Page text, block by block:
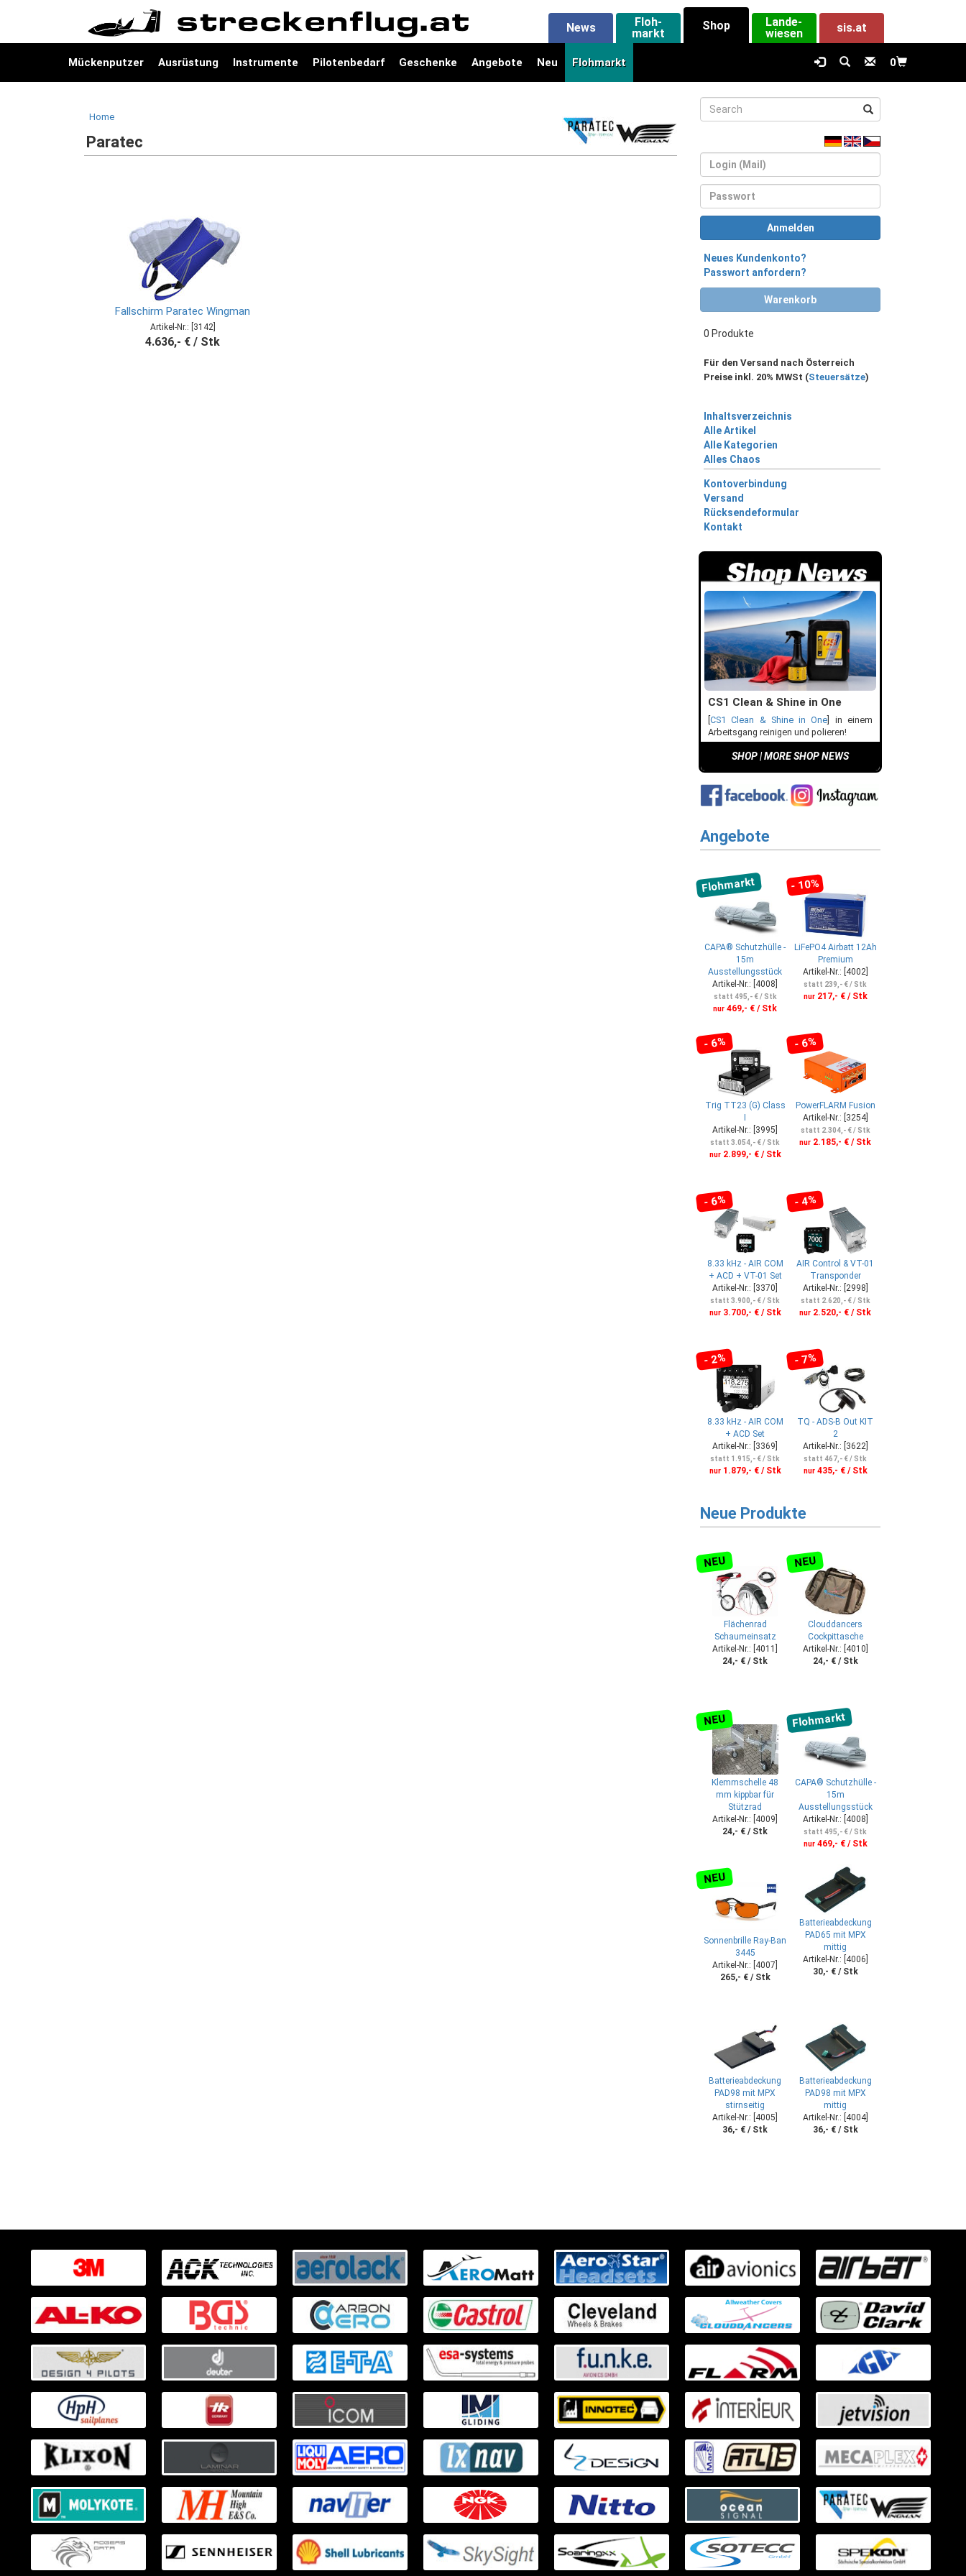
News
Floh-
markt
Shop
Lande-
wiesen
sis.at
Mückenputzer Ausrüstung Instrumente Pilotenbedarf Geschenke Angebote Neu Flohmarkt 0
Home
Paratec
Fallschirm Paratec Wingman
Artikel-Nr.: [3142]
4.636,- € / Stk
Login
Passwort
Anmelden
Neues Kundenkonto?
Passwort anfordern?
Warenkorb
0 Produkte
Für den Versand nach Österreich
Preise inkl. 20% MWSt (Steuersätze)
Inhaltsverzeichnis
Alle Artikel
Alle Kategorien
Alles Chaos
Kontoverbindung
Versand
Rücksendeformular
Kontakt
CS1 Clean & Shine in One
CS1 Clean & Shine in One ] in einem
Arbeitsgang reinigen und polieren!
SHOP|MORE SHOP NEWS
Angebote
Flohmarkt
CAPA® Schutzhülle -
15m
Ausstellungsstück
Artikel-Nr.: [4008]
statt 495,- € / Stk
nur 469,- € / Stk
- 10%
LiFePO4 Airbatt 12Ah
Premium
Artikel-Nr.: [4002]
statt 239,- € / Stk
nur217,- € / Stk
- 6%
Trig TT23 (G) Class
I
Artikel-Nr.: [3995]
statt 3.054,- € / Stk
nur2.899,- € / Stk
- 6%
PowerFLARM Fusion
Artikel-Nr.: [3254]
statt 2.304,- € / Stk
nur 2.185,- € / Stk
- 6%
8.33 kHz - AIR COM
+ ACD + VT-01 Set
Artikel-Nr.: [3370]
statt 3.900,- € / Stk
nur3.700,- € / Stk
- 4%
AIR Control & VT-01
Transponder
Artikel-Nr.: [2998]
statt 2.620,- € / Stk
nur 2.520,- € / Stk
- 2%
8.33 kHz - AIR COM
+ ACD Set
Artikel-Nr.: [3369]
statt 1.915,- € / Stk
nur1.879,- € / Stk
- 7%
TQ - ADS-B Out KIT
2
Artikel-Nr.: [3622]
statt 467,- € / Stk
nur435,- € / Stk
Neue Produkte
NEU
Flächenrad
Schaumeinsatz
Artikel-Nr.: [4011]
24,- € / Stk
NEU
Clouddancers
Cockpittasche
Artikel-Nr.: [4010]
24,- € / Stk
NEU
Klemmschelle 48
mm kippbar für
Stützrad
Artikel-Nr.: [4009]
24,- € / Stk
Flohmarkt
CAPA® Schutzhülle -
15m
Ausstellungsstück
Artikel-Nr.: [4008]
statt 495,- € / Stk
nur469,- € / Stk
NEU
Sonnenbrille Ray-Ban
3445
Artikel-Nr.: [4007]
265,- € / Stk
Batterieabdeckung
PAD65 mit MPX
mittig
Artikel-Nr.: [4006]
30,- € / Stk
Batterieabdeckung
PAD98 mit MPX
stirnseitig
Artikel-Nr.: [4005]
36,- € / Stk
Batterieabdeckung
PAD98 mit MPX
mittig
Artikel-Nr.: [4004]
36,- € / Stk